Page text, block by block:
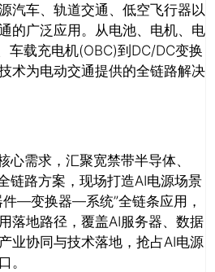
汽车、轨道交通、低空飞行器以
的广泛应用。从电池、电机、电
车载充电机(OBC)到DC/DC变换
术为电动交通提供的全链路解决
心需求，汇聚宽禁带半导体、
链路方案，现场打造AI电源场景
件—变换器—系统”全链条应用，
落地路径，覆盖AI服务器、数据
业协同与技术落地，抢占AI电源
。